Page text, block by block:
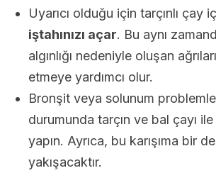
Uyarıcı olduğu için tarçınlı çay
iştahınızı açar. Bu aynı
algınlığı nedeniyle oluşan
etmeye yardımcı olur.
Bronşit veya solunum
durumunda tarçın ve bal çayı
yapın. Ayrıca, bu karışıma bir
yakışacaktır.